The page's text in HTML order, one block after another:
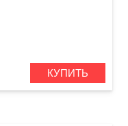
КУПИТЬ